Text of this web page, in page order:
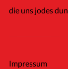
die uns jodes
Impressum